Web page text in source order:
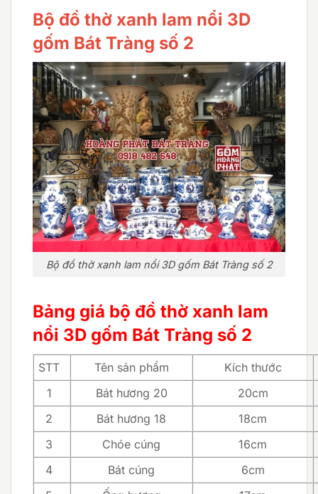
Bộ đồ thờ xanh lam nổi 3D
gốm Bát Tràng số 2
Bộ đồ thờ xanh lam nổi 3D gốm Bát Tràng số 2
Bảng giá bộ đồ thờ xanh lam
nổi 3D gốm Bát Tràng số 2
STT Tên sản phẩm
Kích thước
1
Bát hương 20
20cm
2
Bát hương 18
18cm
3
Chóe cúng
16cm
4
Bát cúng
6cm